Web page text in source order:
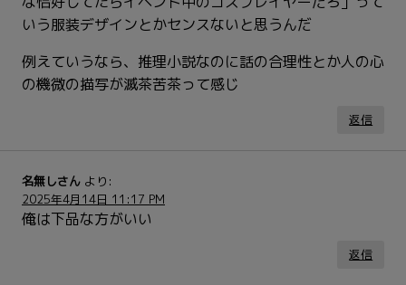
いう服装デザインとかセンスないと思うんだ
例えていうなら、推理小説なのに話の合理性とか人の心
の機微の描写が滅茶苦茶って感じ
返信
名無しさん より:
2025年4月14日 11:17 PM
俺は下品な方がいい
返信